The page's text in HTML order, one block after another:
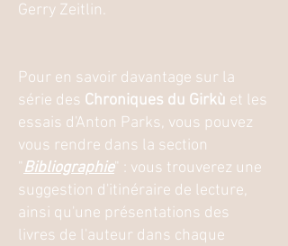
Gerry Zeitlin.
Pour en savoir davantage sur la
série des Chroniques du Girkù et les
essais d'Anton Parks, vous pouvez
vous rendre dans la section
" Bibliographie" : vous trouverez une
suggestion d'itinéraire de lecture,
ainsi qu'une présentations des
livres de l'auteur dans chaque